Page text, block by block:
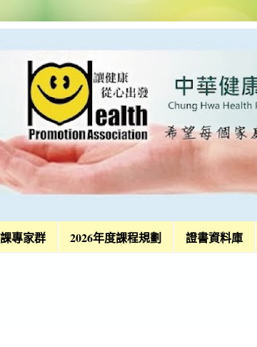
專家群 2026年度課程規劃 證書資料庫